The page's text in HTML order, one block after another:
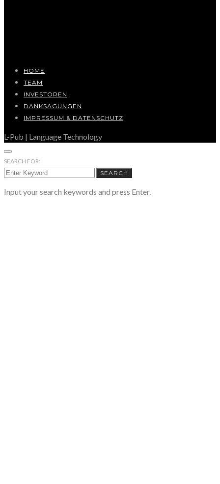
HOME
TEAM
INVESTOREN
DANKSAGUNGEN
IMPRESSUM & DATENSCHUTZ
L-Pub | Language Technology
SEARCH FOR:
SEARCH
Input your search keywords and press Enter.